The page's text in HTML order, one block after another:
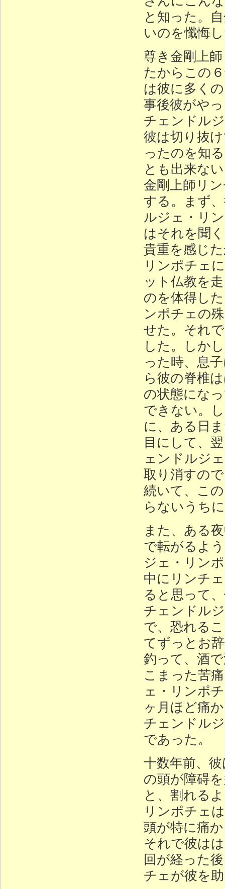
と知った。
いのを懺悔
尊き金剛上
たからこの
は彼に多く
事後彼がや
チェンドル
彼は切り抜
ったのを知
とも出来な
金剛上師リ
する。まず
ルジェ・リ
はそれを聞
貴重を感じ
リンポチェ
ット仏教を
のを体得し
ンポチェの
せた。それ
した。しか
った時、息
ら彼の脊椎
の状態にな
できない。
に、ある日
目にして、
ェンドルジ
取り消すの
続いて、こ
らないうち
また、ある
で転がるよ
ジェ・リン
中にリンチ
ると思って
チェンドル
で、恐れる
てずっとお
釣って、酒
こまった苦
ェ・リンポ
ヶ月ほど痛
チェンドル
であった。
十数年前、
の頭が障碍
と、割れる
リンポチェ
頭が特に痛
それで彼は
回が経った
チェが彼を